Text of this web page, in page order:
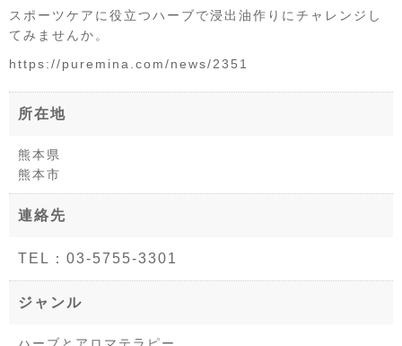
スポーツケアに役立つハーブで浸出油作りにチャレンジし
てみませんか。
https://puremina.com/news/2351
所在地
熊本県
熊本市
連絡先
TEL：03-5755-3301
ジャンル